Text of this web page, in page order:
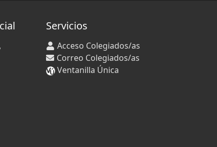
Servicios
Acceso Colegiados/as
Correo Colegiados/as
Ventanilla Única